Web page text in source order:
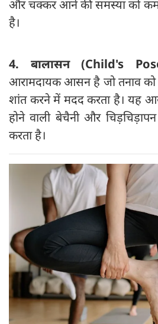
और चक्कर आने की समस्या को
है।
4. बालासन (Child's
आरामदायक आसन है जो तनाव
शांत करने में मदद करता है। यह
होने वाली बेचैनी और
करता है।